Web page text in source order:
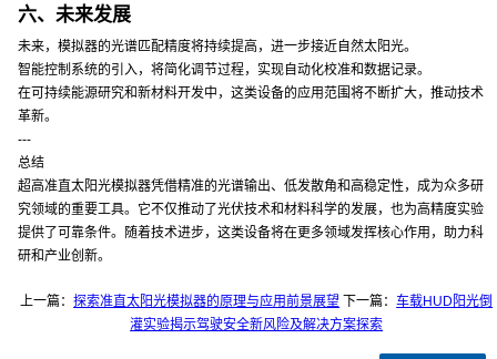
六、未来发展
未来，模拟器的光谱匹配精度将持续提高，进一步接近自然太阳光。
智能控制系统的引入，将简化调节过程，实现自动化校准和数据记录。
在可持续能源研究和新材料开发中，这类设备的应用范围将不断扩大，推动技术
革新。
---
总结
超高准直太阳光模拟器凭借精准的光谱输出、低发散角和高稳定性，成为众多研
究领域的重要工具。它不仅推动了光伏技术和材料科学的发展，也为高精度实验
提供了可靠条件。随着技术进步，这类设备将在更多领域发挥核心作用，助力科
研和产业创新。
上一篇：探索准直太阳光模拟器的原理与应用前景展望 下一篇：车载HUD阳光倒
灌实验揭示驾驶安全新风险及解决方案探索